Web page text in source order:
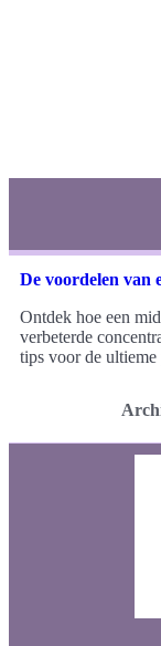
De voordelen van
Ontdek hoe een
verbeterde
tips voor de ultieme